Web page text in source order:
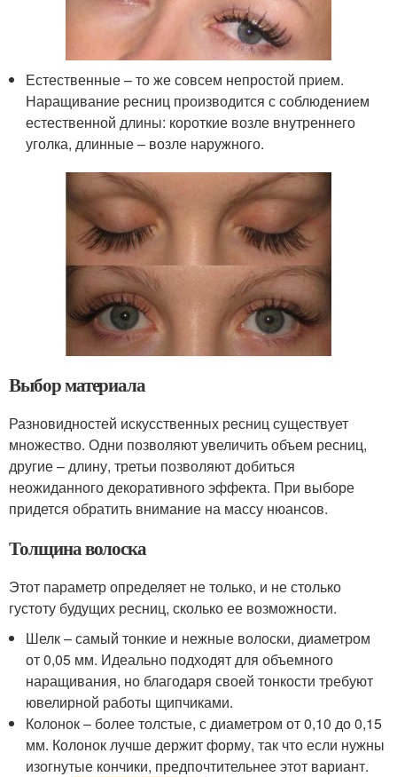
Естественные – то же совсем непростой прием.
Наращивание ресниц производится с соблюдением
естественной длины: короткие возле внутреннего
уголка, длинные – возле наружного.
Выбор материала
Разновидностей искусственных ресниц существует
множество. Одни позволяют увеличить объем ресниц,
другие – длину, третьи позволяют добиться
неожиданного декоративного эффекта. При выборе
придется обратить внимание на массу нюансов.
Толщина волоска
Этот параметр определяет не только, и не столько
густоту будущих ресниц, сколько ее возможности.
Шелк – самый тонкие и нежные волоски, диаметром
от 0,05 мм. Идеально подходят для объемного
наращивания, но благодаря своей тонкости требуют
ювелирной работы щипчиками.
Колонок – более толстые, с диаметром от 0,10 до 0,15
мм. Колонок лучше держит форму, так что если нужны
изогнутые кончики, предпочтительнее этот вариант.